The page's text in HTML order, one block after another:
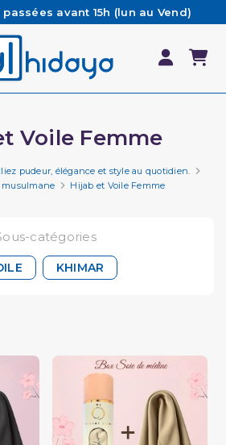
avant 15h (lun au Vend)
et expédiées le jour même
? Retrouvez notre FAQ
à partir de 65€ d'achat*
Voile Femme
pudeur, élégance et style au quotidien.
Hijab et Voile Femme
catégories
KHIMAR